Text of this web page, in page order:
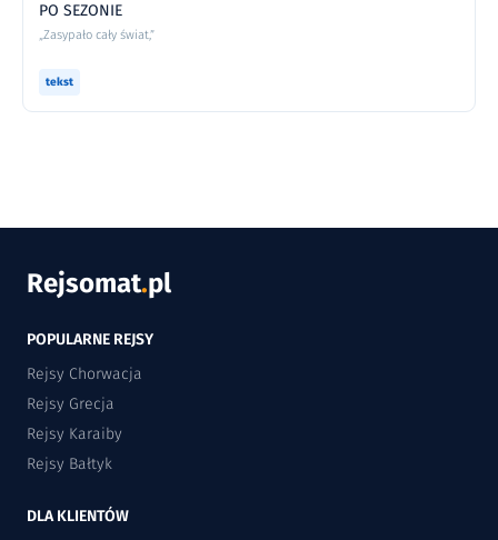
PO SEZONIE
„Zasypało cały świat,”
tekst
Rejsomat.pl
POPULARNE REJSY
Rejsy Chorwacja
Rejsy Grecja
Rejsy Karaiby
Rejsy Bałtyk
DLA KLIENTÓW